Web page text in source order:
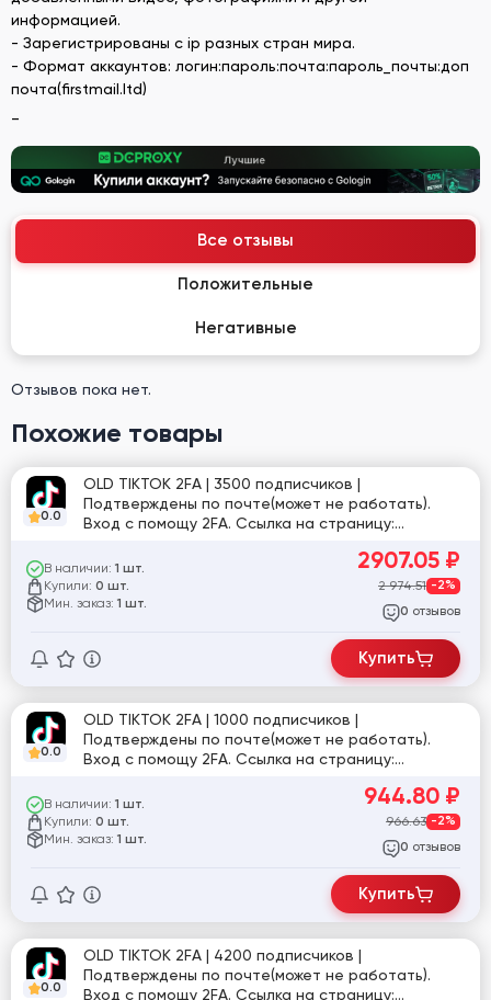
информацией.
- Зарегистрированы с ip разных стран мира.
- Формат аккаунтов: логин:пароль:почта:пароль_почты:доп
почта(firstmail.ltd)
Все отзывы
Положительные
Негативные
Отзывов пока нет.
Похожие товары
0.0
OLD TIKTOK 2FA | 3500 подписчиков |
Подтверждены по почте(может не работать).
Вход с помощу 2FA. Ссылка на страницу:
В наличии: 1 шт.
Купили: 0 шт.
Мин. заказ: 1 шт.
2907.05 ₽
2 974.51 -2%
0 отзывов
Купить
0.0
OLD TIKTOK 2FA | 1000 подписчиков |
Подтверждены по почте(может не работать).
Вход с помощу 2FA. Ссылка на страницу:
В наличии: 1 шт.
Купили: 0 шт.
Мин. заказ: 1 шт.
944.80 ₽
966.63 -2%
0 отзывов
Купить
0.0
OLD TIKTOK 2FA | 4200 подписчиков |
Подтверждены по почте(может не работать).
Вход с помощу 2FA. Ссылка на страницу: